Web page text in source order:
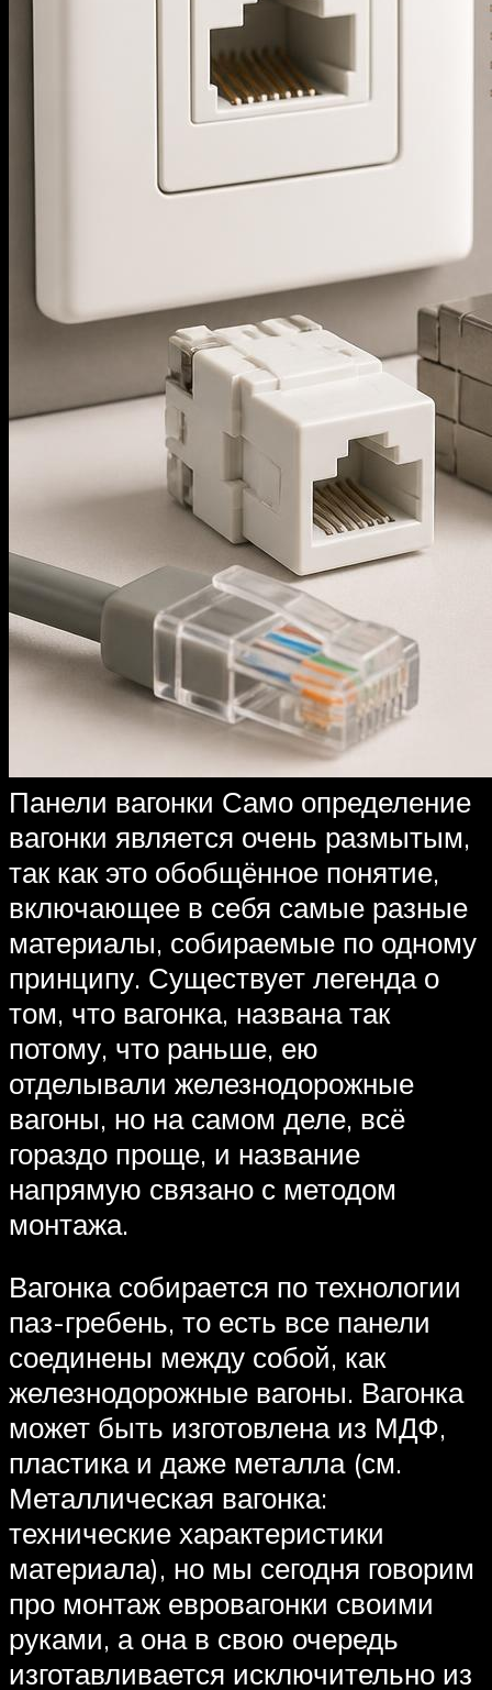
Панели вагонки Само определение
вагонки является очень размытым,
так как это обобщённое понятие,
включающее в себя самые разные
материалы, собираемые по одному
принципу. Существует легенда о
том, что вагонка, названа так
потому, что раньше, ею
отделывали железнодорожные
вагоны, но на самом деле, всё
гораздо проще, и название
напрямую связано с методом
монтажа.
Вагонка собирается по технологии
паз-гребень, то есть все панели
соединены между собой, как
железнодорожные вагоны. Вагонка
может быть изготовлена из МДФ,
пластика и даже металла (см.
Металлическая вагонка:
технические характеристики
материала), но мы сегодня говорим
про монтаж евровагонки своими
руками, а она в свою очередь
изготавливается исключительно из